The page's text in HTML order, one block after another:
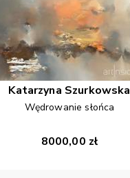
Katarzyna Szurkowska
Wędrowanie słońca
8000,00 zł